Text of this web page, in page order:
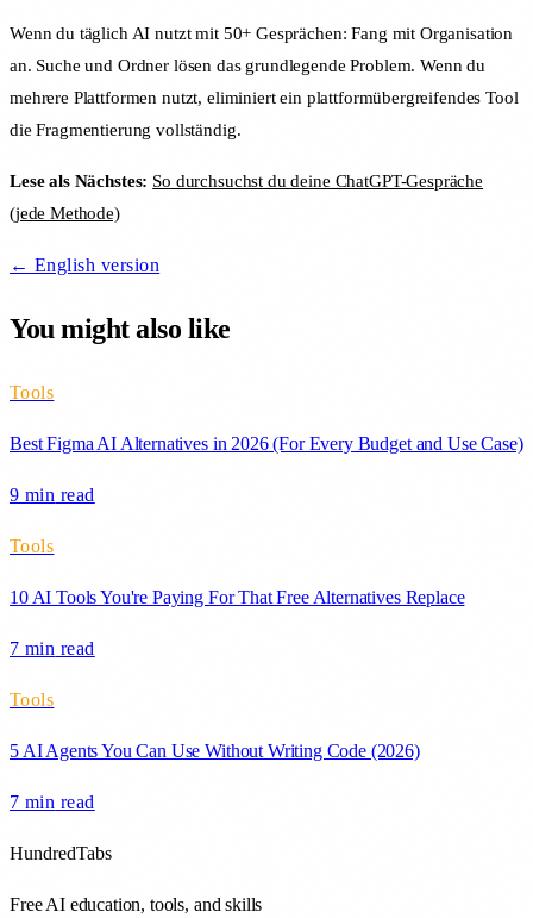
Wenn du täglich AI nutzt mit 50+ Gesprächen: Fang mit Organisation
an. Suche und Ordner lösen das grundlegende Problem. Wenn du
mehrere Plattformen nutzt, eliminiert ein plattformübergreifendes Tool
die Fragmentierung vollständig.
Lese als Nächstes: So durchsuchst du deine ChatGPT-Gespräche
(jede Methode)
← English version
You might also like
Tools
Best Figma AI Alternatives in 2026 (For Every Budget and Use Case)
9 min read
Tools
10 AI Tools You're Paying For That Free Alternatives Replace
7 min read
Tools
5 AI Agents You Can Use Without Writing Code (2026)
7 min read
HundredTabs
Free AI education, tools, and skills